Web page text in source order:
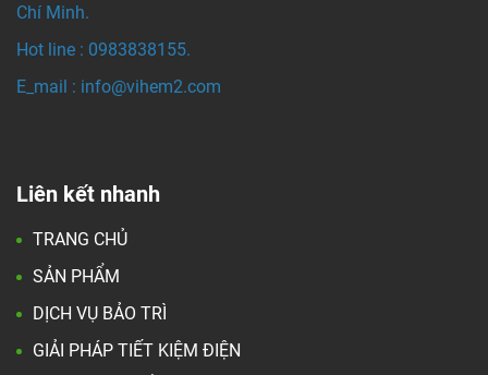
Chí Minh.
Hot line : 0983838155.
E_mail : info@vihem2.com
Liên kết nhanh
TRANG CHỦ
SẢN PHẨM
DỊCH VỤ BẢO TRÌ
GIẢI PHÁP TIẾT KIỆM ĐIỆN